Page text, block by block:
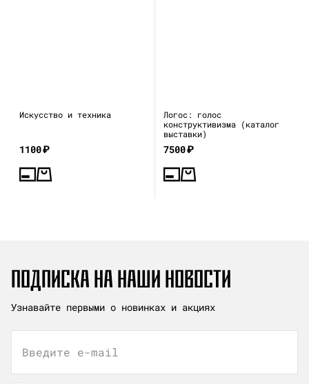
Искусство и техника
1100₽
Логос: голос
конструктивизма (каталог
выставки)
7500₽
ПОДПИСКА НА НАШИ НОВОСТИ
Узнавайте первыми о новинках и акциях
Введите e-mail